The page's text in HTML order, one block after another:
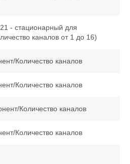
- стационарный для
каналов от 1 до 16)
Количество каналов
Количество каналов
Количество каналов
Количество каналов